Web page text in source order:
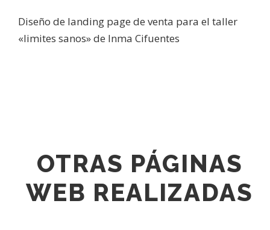
Diseño de landing page de venta para el taller
«limites sanos» de Inma Cifuentes
OTRAS PÁGINAS
WEB REALIZADAS